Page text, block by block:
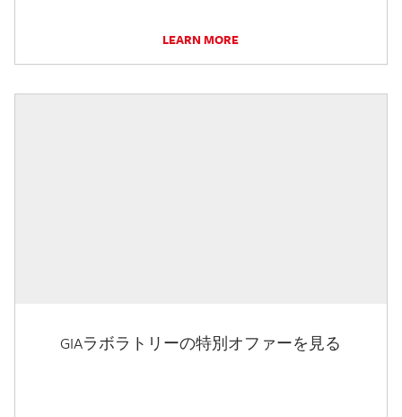
LEARN MORE
GIAラボラトリーの特別オファーを見る